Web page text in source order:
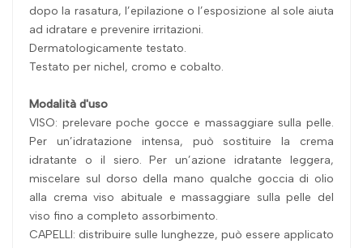
dopo la rasatura, l’epilazione o l’esposizione al sole aiuta
ad idratare e prevenire irritazioni.
Dermatologicamente testato.
Testato per nichel, cromo e cobalto.
Modalità d'uso
VISO: prelevare poche gocce e massaggiare sulla pelle.
Per un’idratazione intensa, può sostituire la crema
idratante o il siero. Per un’azione idratante leggera,
miscelare sul dorso della mano qualche goccia di olio
alla crema viso abituale e massaggiare sulla pelle del
viso fino a completo assorbimento.
CAPELLI: distribuire sulle lunghezze, può essere applicato